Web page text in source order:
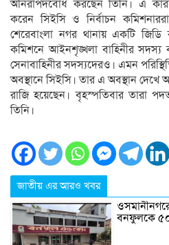
অনিরাপদবোধ করছেন তিনি। এ
করেন সিইসি ও নির্বাচন
শেরেবাংলা নগর থানায় একটি জিডি
কমিশনে আইনশৃঙ্খলা বাহিনীর সদস্য
সেনাবাহিনীর সদস্যদেরও। এমন
অবস্থানে সিইসি। তার এ অবস্থান
রাজি হয়েছেন। বৃহস্পতিবার তারা
তিনি।
জাতীয় এর আরও খবর
বনফুলকে ৫০